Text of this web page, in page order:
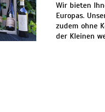
Wir bieten
Europas.
zudem ohne
der Kleinen